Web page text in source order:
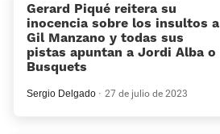
Gerard Piqué reitera su
inocencia sobre los insultos a
Gil Manzano y todas sus
pistas apuntan a Jordi Alba o
Busquets
Sergio Delgado 27 de julio de 2023